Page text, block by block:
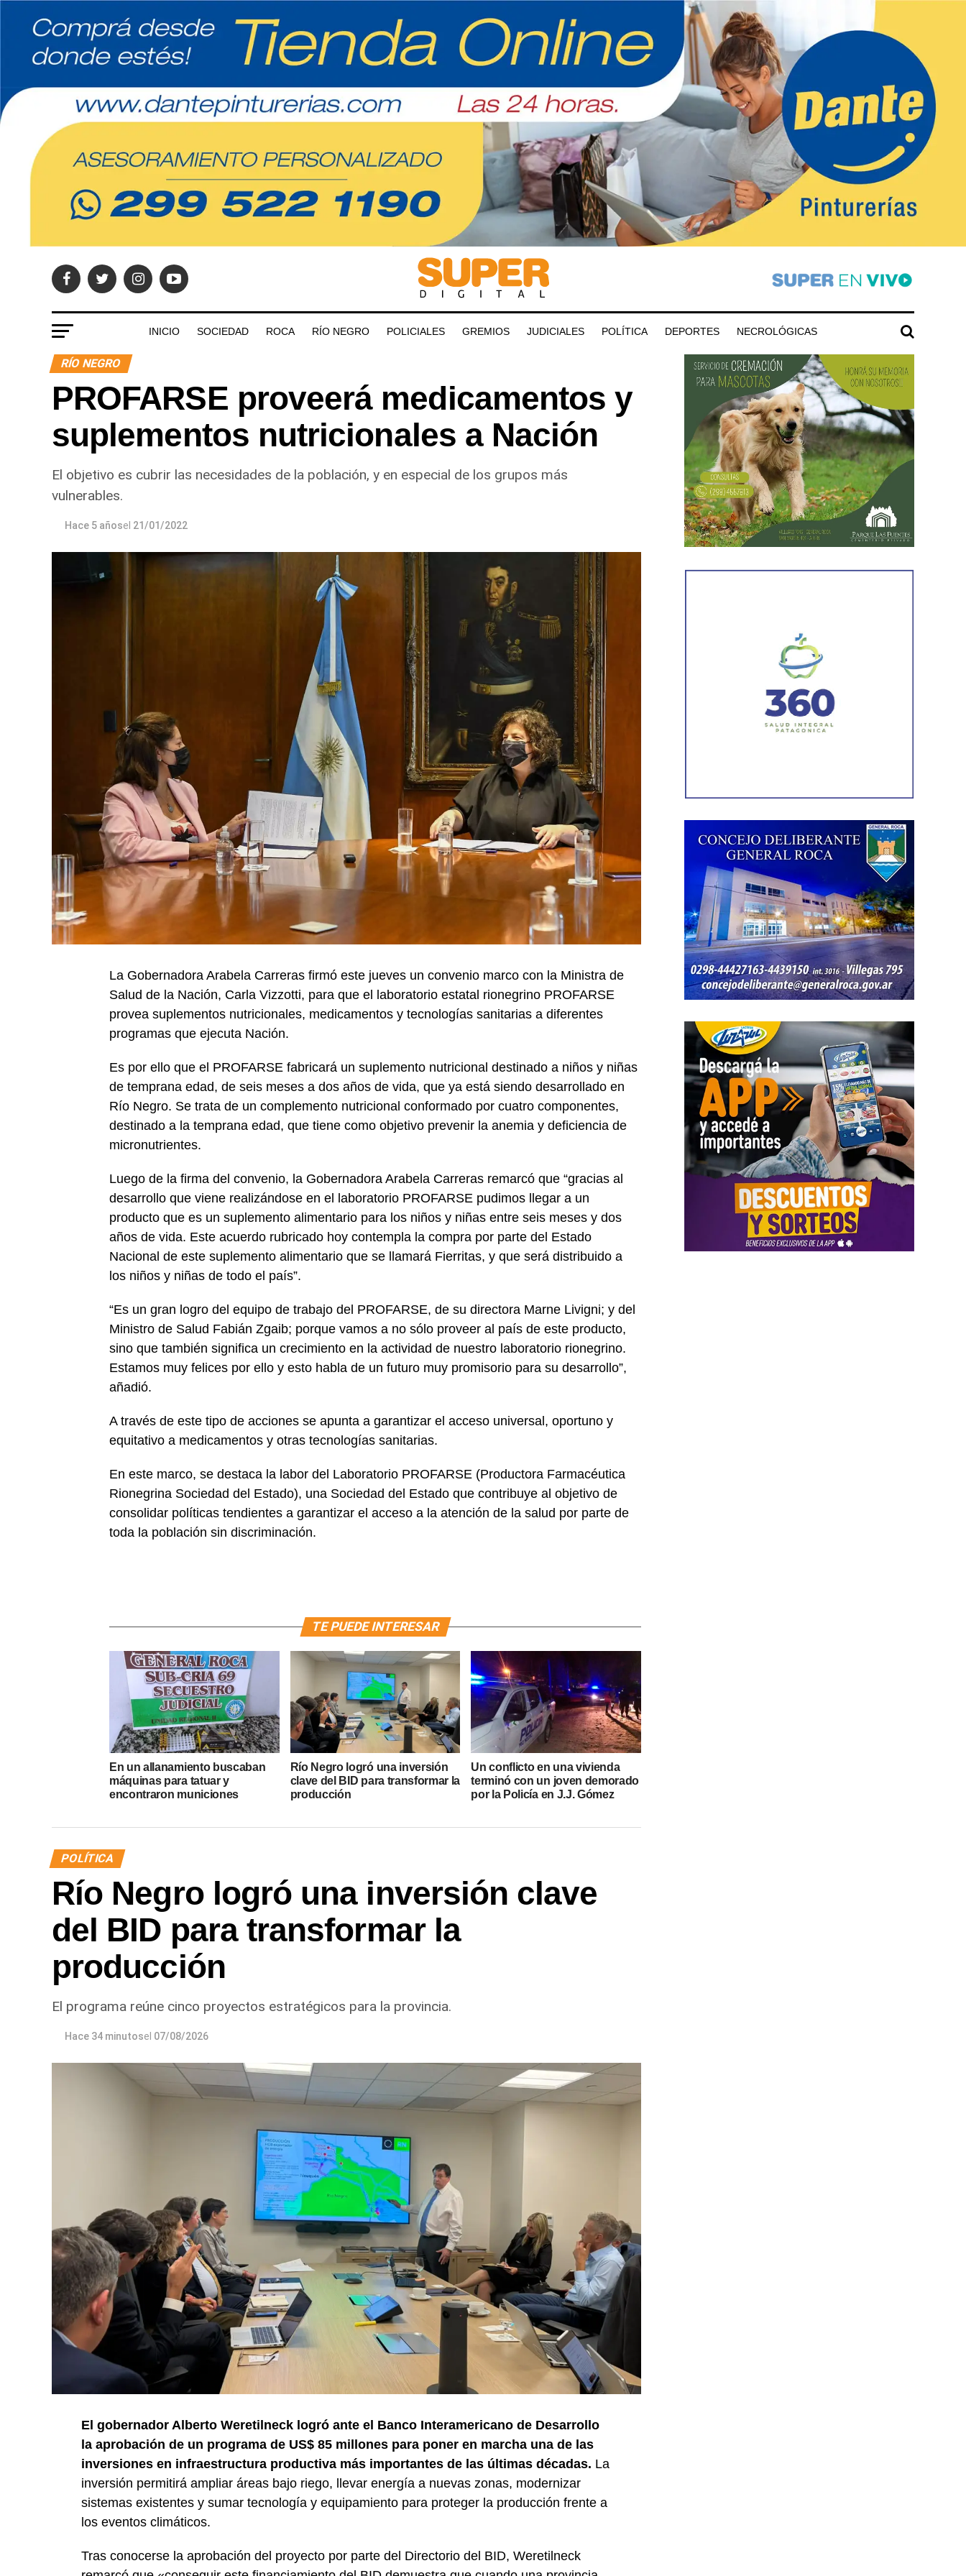
INICIO SOCIEDAD ROCA RÍO NEGRO POLICIALES GREMIOS JUDICIALES POLÍTICA DEPORTES NECROLÓGICAS
RÍO NEGRO
PROFARSE proveerá medicamentos y
suplementos nutricionales a Nación
El objetivo es cubrir las necesidades de la población, y en especial de los grupos más
vulnerables.
Hace 5 añosel 21/01/2022
La Gobernadora Arabela Carreras firmó este jueves un convenio marco con la Ministra de
Salud de la Nación, Carla Vizzotti, para que el laboratorio estatal rionegrino PROFARSE
provea suplementos nutricionales, medicamentos y tecnologías sanitarias a diferentes
programas que ejecuta Nación.
Es por ello que el PROFARSE fabricará un suplemento nutricional destinado a niños y niñas
de temprana edad, de seis meses a dos años de vida, que ya está siendo desarrollado en
Río Negro. Se trata de un complemento nutricional conformado por cuatro componentes,
destinado a la temprana edad, que tiene como objetivo prevenir la anemia y deficiencia de
micronutrientes.
Luego de la firma del convenio, la Gobernadora Arabela Carreras remarcó que “gracias al
desarrollo que viene realizándose en el laboratorio PROFARSE pudimos llegar a un
producto que es un suplemento alimentario para los niños y niñas entre seis meses y dos
años de vida. Este acuerdo rubricado hoy contempla la compra por parte del Estado
Nacional de este suplemento alimentario que se llamará Fierritas, y que será distribuido a
los niños y niñas de todo el país”.
“Es un gran logro del equipo de trabajo del PROFARSE, de su directora Marne Livigni; y del
Ministro de Salud Fabián Zgaib; porque vamos a no sólo proveer al país de este producto,
sino que también significa un crecimiento en la actividad de nuestro laboratorio rionegrino.
Estamos muy felices por ello y esto habla de un futuro muy promisorio para su desarrollo”,
añadió.
A través de este tipo de acciones se apunta a garantizar el acceso universal, oportuno y
equitativo a medicamentos y otras tecnologías sanitarias.
En este marco, se destaca la labor del Laboratorio PROFARSE (Productora Farmacéutica
Rionegrina Sociedad del Estado), una Sociedad del Estado que contribuye al objetivo de
consolidar políticas tendientes a garantizar el acceso a la atención de la salud por parte de
toda la población sin discriminación.
TE PUEDE INTERESAR
En un allanamiento buscaban
máquinas para tatuar y
encontraron municiones
Río Negro logró una inversión
clave del BID para transformar la
producción
Un conflicto en una vivienda
terminó con un joven demorado
por la Policía en J.J. Gómez
POLÍTICA
Río Negro logró una inversión clave
del BID para transformar la
producción
El programa reúne cinco proyectos estratégicos para la provincia.
Hace 34 minutosel 07/08/2026
El gobernador Alberto Weretilneck logró ante el Banco Interamericano de Desarrollo
la aprobación de un programa de US$ 85 millones para poner en marcha una de las
inversiones en infraestructura productiva más importantes de las últimas décadas. La
inversión permitirá ampliar áreas bajo riego, llevar energía a nuevas zonas, modernizar
sistemas existentes y sumar tecnología y equipamiento para proteger la producción frente a
los eventos climáticos.
Tras conocerse la aprobación del proyecto por parte del Directorio del BID, Weretilneck